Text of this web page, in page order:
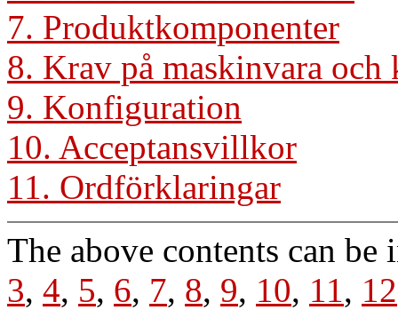
7. Produktkomponenter
8. Krav på maskinvara
9. Konfiguration
10. Acceptansvillkor
11. Ordförklaringar
The above contents can
3, 4, 5, 6, 7, 8, 9, 10, 11, 12